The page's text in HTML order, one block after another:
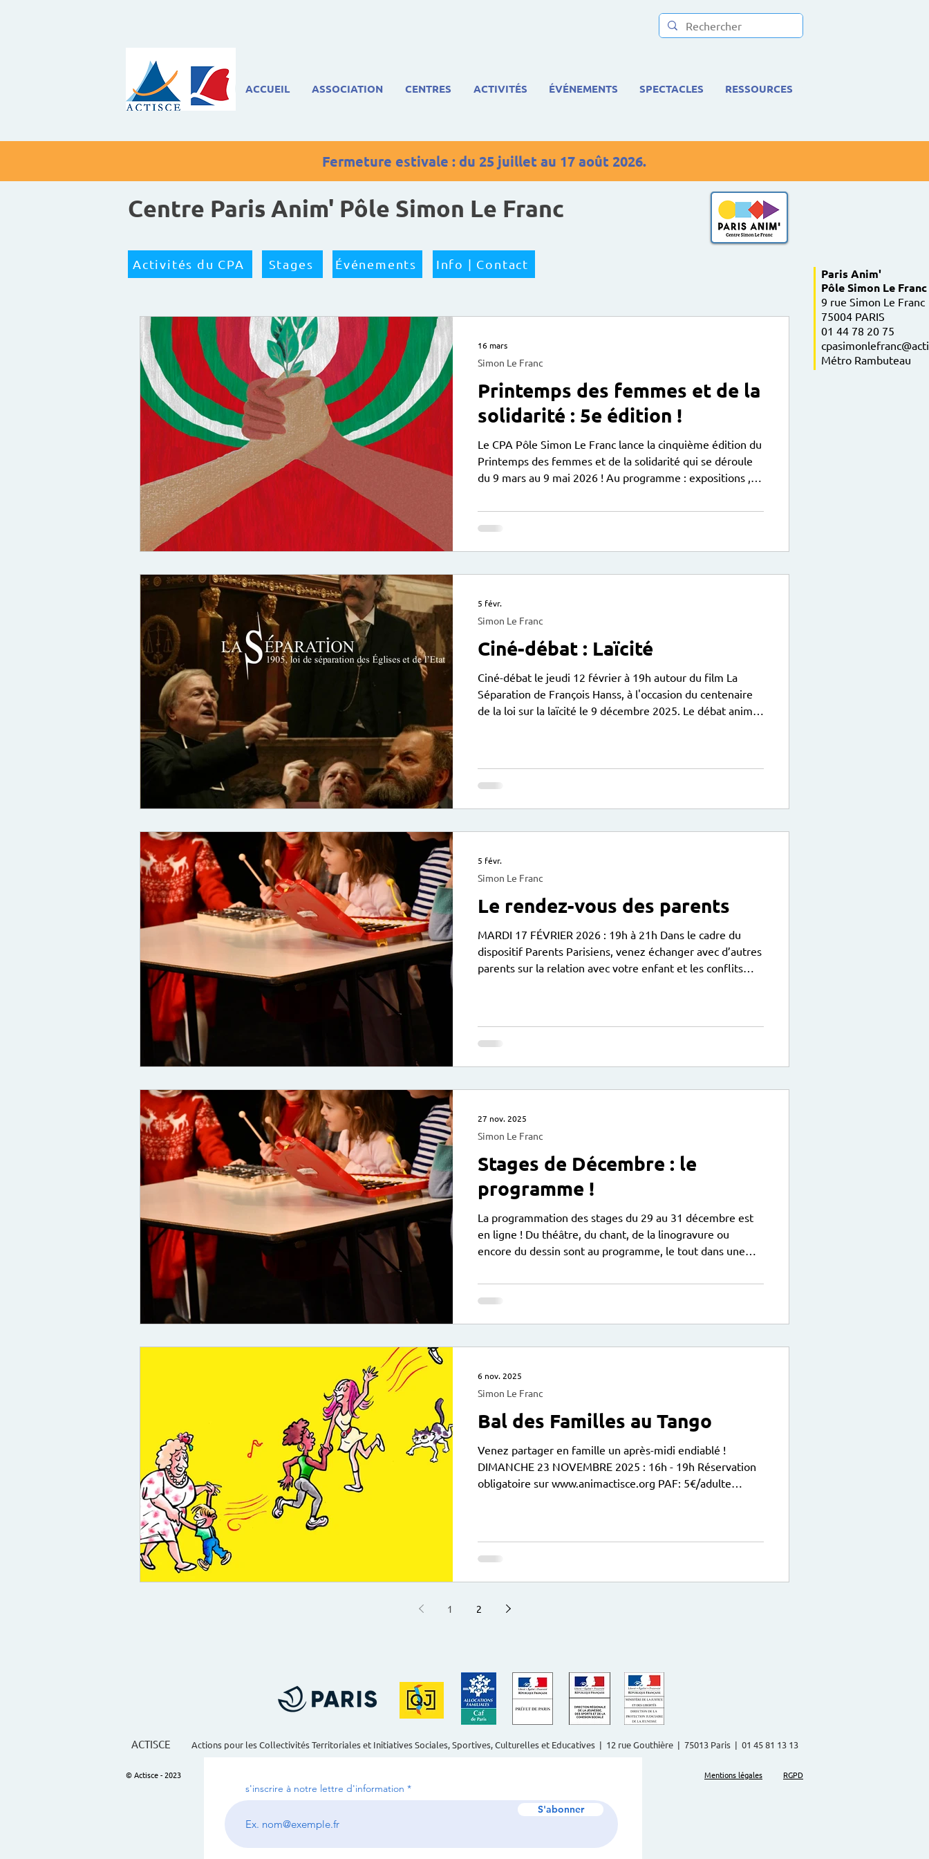
ACCUEIL ASSOCIATION CENTRES ACTIVITÉS ÉVÉNEMENTS SPECTACLES RESSOURCES
Fermeture estivale : du 25 juillet au 17 août 2026.
Centre Paris Anim' Pôle Simon Le Franc
Activités du CPA Stages Événements Info | Contact
Printemps des femmes et de la
solidarité : 5e édition !
Le CPA Pôle Simon Le Franc lance la cinquième édition du
Printemps des femmes et de la solidarité qui se déroule
du 9 mars au 9 mai 2026 ! Au programme : expositions ,
Simon Le Franc
16 mars
Ciné-débat : Laïcité
Ciné-débat le jeudi 12 février à 19h autour du film La
Séparation de François Hanss, à l'occasion du centenaire
de la loi sur la laïcité le 9 décembre 2025. Le débat animé
Simon Le Franc
5 févr.
Le rendez-vous des parents
MARDI 17 FÉVRIER 2026 : 19h à 21h Dans le cadre du
dispositif Parents Parisiens, venez échanger avec d’autres
parents sur la relation avec votre enfant et les conflits
j'accompagne les parents dans leur quotidien avec leur
enfant et adolescent (crises de colère
Simon Le Franc
5 févr.
Stages de Décembre : le
programme !
La programmation des stages du 29 au 31 décembre est
en ligne ! Du théâtre, du chant, de la linogravure ou
encore du dessin sont au programme, le tout dans une
https://www.animactisce.org/16-trouver-un-stage.htm?
keywords=&categorie=&centre=18&public=&idtf=16 A
Simon Le Franc
27 nov. 2025
Bal des Familles au Tango
Venez partager en famille un après-midi endiablé !
DIMANCHE 23 NOVEMBRE 2025 : 16h - 19h Réservation
obligatoire sur www.animactisce.org PAF: 5€/adulte
Simon Le Franc
6 nov. 2025
1 2
Paris Anim'
Pôle Simon Le Franc
9 rue Simon Le Franc
75004 PARIS
01 44 78 20 75
Métro Rambuteau
ACTISCE Actions pour les Collectivités Territoriales et Initiatives Sociales, Sportives, Culturelles et Educatives | 12 rue Gouthière | 75013 Paris | 01 45 81 13 13
© Actisce - 2023 Mentions légales RGPD
s'inscrire à notre lettre d'information
S'abonner